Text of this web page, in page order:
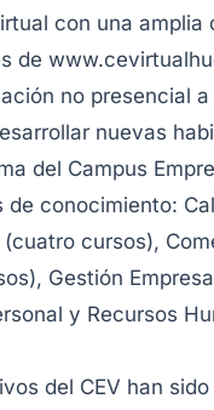
con una
de
no presencial
nuevas
del Campus
de conocimiento:
cursos),
Gestión
y Recursos
del CEV han